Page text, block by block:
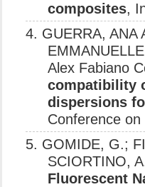
composites,
4. GUERRA, ANA
Alex Fabiano
compatibility
dispersions
Conference
5. GOMIDE, G.;
SCIORTINO,
Fluorescent